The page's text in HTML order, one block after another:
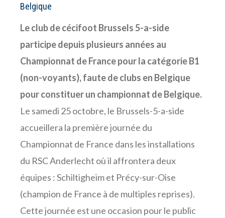
Belgique
Le club de cécifoot Brussels 5-a-side
participe depuis plusieurs années au
Championnat de France pour la catégorie B1
(non-voyants), faute de clubs en Belgique
pour constituer un championnat de Belgique.
Le samedi 25 octobre, le Brussels-5-a-side
accueillera la première journée du
Championnat de France dans les installations
du RSC Anderlecht où il affrontera deux
équipes : Schiltigheim et Précy-sur-Oise
(champion de France à de multiples reprises).
Cette journée est une occasion pour le public